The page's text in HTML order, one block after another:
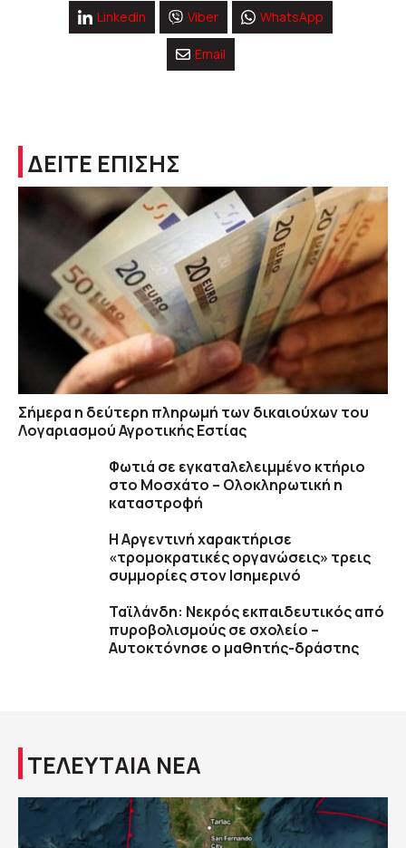
Linkedin Viber WhatsApp
Email
ΔΕΙΤΕ ΕΠΙΣΗΣ
Σήμερα η δεύτερη πληρωμή των δικαιούχων του
Λογαριασμού Αγροτικής Εστίας
Φωτιά σε εγκαταλελειμμένο κτήριο
στο Μοσχάτο – Ολοκληρωτική η
καταστροφή
Η Αργεντινή χαρακτήρισε
«τρομοκρατικές οργανώσεις» τρεις
συμμορίες στον Ισημερινό
Ταϊλάνδη: Νεκρός εκπαιδευτικός από
πυροβολισμούς σε σχολείο –
Αυτοκτόνησε ο μαθητής-δράστης
ΤΕΛΕΥΤΑΙΑ ΝΕΑ